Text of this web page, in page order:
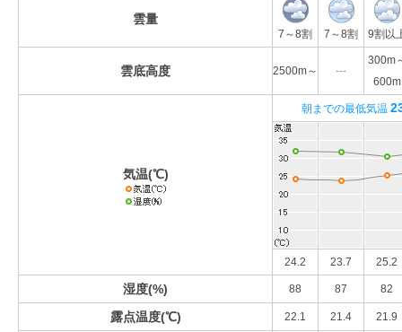
雲量
7～8割 7～8割 9割以
雲底高度 2500m～ ---
300m
600m
気温(℃)
朝までの最低気温
24.2 23.7 25.2
湿度(%) 88 87 82
露点温度(℃) 22.1 21.4 21.9